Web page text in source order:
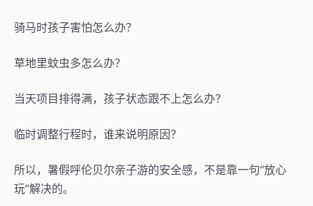
骑马时孩子害怕怎么办？
草地里蚊虫多怎么办？
当天项目排得满，孩子状态跟不上怎么办？
临时调整行程时，谁来说明原因？
所以，暑假呼伦贝尔亲子游的安全感，不是靠一句“放心
玩”解决的。